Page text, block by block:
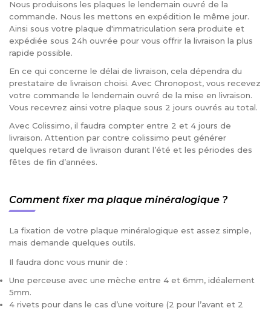
Nous produisons les plaques le lendemain ouvré de la
commande. Nous les mettons en expédition le même jour.
Ainsi sous votre plaque d'immatriculation sera produite et
expédiée sous 24h ouvrée pour vous offrir la livraison la plus
rapide possible.
En ce qui concerne le délai de livraison, cela dépendra du
prestataire de livraison choisi. Avec Chronopost, vous recevez
votre commande le lendemain ouvré de la mise en livraison.
Vous recevrez ainsi votre plaque sous 2 jours ouvrés au total.
Avec Colissimo, il faudra compter entre 2 et 4 jours de
livraison. Attention par contre colissimo peut générer
quelques retard de livraison durant l’été et les périodes des
fêtes de fin d’années.
Comment fixer ma plaque minéralogique ?
La fixation de votre plaque minéralogique est assez simple,
mais demande quelques outils.
Il faudra donc vous munir de :
Une perceuse avec une mèche entre 4 et 6mm, idéalement
5mm.
4 rivets pour dans le cas d’une voiture (2 pour l’avant et 2